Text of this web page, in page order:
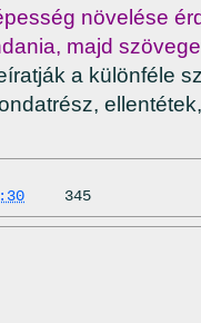
növelése
majd
a különféle
345